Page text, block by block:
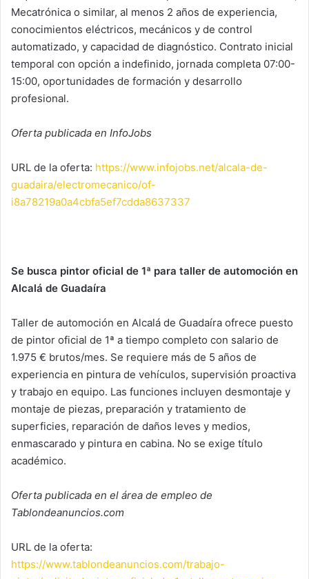
Mecatrónica o similar, al menos 2 años de experiencia,
conocimientos eléctricos, mecánicos y de control
automatizado, y capacidad de diagnóstico. Contrato inicial
temporal con opción a indefinido, jornada completa 07:00-
15:00, oportunidades de formación y desarrollo
profesional.
Oferta publicada en InfoJobs
URL de la oferta: https://www.infojobs.net/alcala-de-
guadaira/electromecanico/of-
i8a78219a0a4cbfa5ef7cdda8637337
Se busca pintor oficial de 1ª para taller de automoción en
Alcalá de Guadaíra
Taller de automoción en Alcalá de Guadaíra ofrece puesto
de pintor oficial de 1ª a tiempo completo con salario de
1.975 € brutos/mes. Se requiere más de 5 años de
experiencia en pintura de vehículos, supervisión proactiva
y trabajo en equipo. Las funciones incluyen desmontaje y
montaje de piezas, preparación y tratamiento de
superficies, reparación de daños leves y medios,
enmascarado y pintura en cabina. No se exige título
académico.
Oferta publicada en el área de empleo de
Tablondeanuncios.com
URL de la oferta:
https://www.tablondeanuncios.com/trabajo-